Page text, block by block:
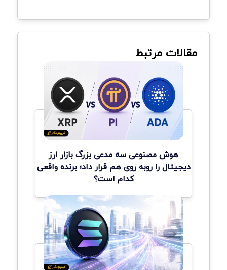
مقالات مرتبط
هوش مصنوعی سه مدعی بزرگ بازار ارز
دیجیتال را روبه روی هم قرار داد؛ برنده واقعی
کدام است؟